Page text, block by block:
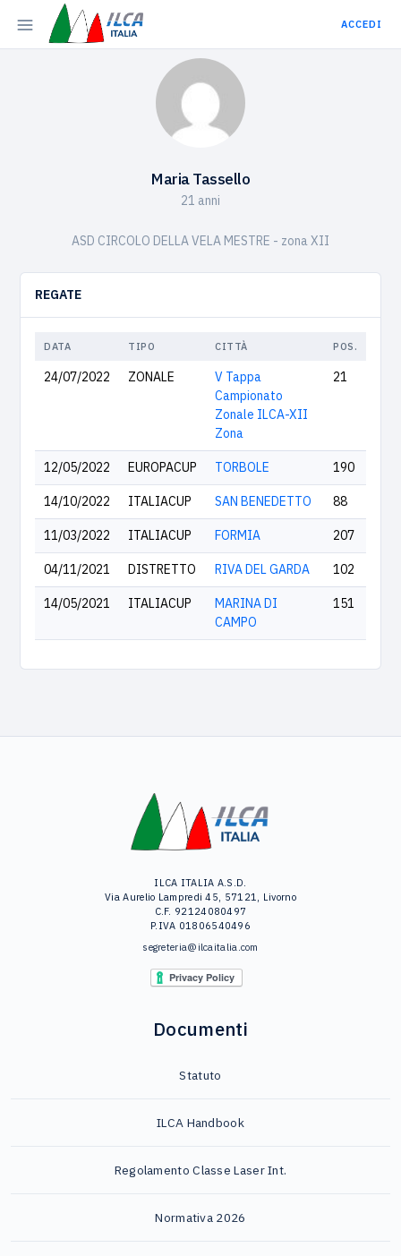
ACCEDI
Maria Tassello
21 anni
ASD CIRCOLO DELLA VELA MESTRE - zona XII
REGATE
DATA TIPO CITTÀ POS.
24/07/2022 ZONALE
V Tappa
Campionato
Zonale ILCA-XII
Zona
21
12/05/2022 EUROPACUP TORBOLE 190
14/10/2022 ITALIACUP SAN BENEDETTO 88
11/03/2022 ITALIACUP FORMIA 207
04/11/2021 DISTRETTO RIVA DEL GARDA 102
14/05/2021 ITALIACUP
MARINA DI
CAMPO
151
ILCA ITALIA A.S.D.
Via Aurelio Lampredi 45, 57121, Livorno
C.F. 92124080497
P.IVA 01806540496
segreteria@ilcaitalia.com
Documenti
Statuto
ILCA Handbook
Regolamento Classe Laser Int.
Normativa 2026